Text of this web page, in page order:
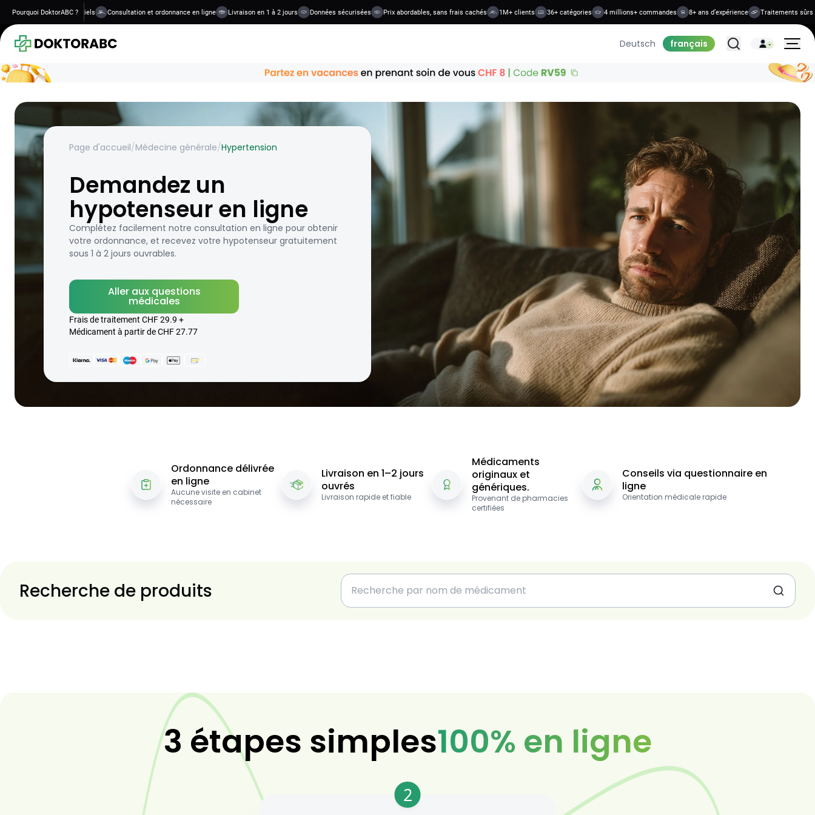
Pourquoi DoktorABC ?
sûrs et confidentiels Consultation et ordonnance en ligne Livraison en 1 à 2 jours Données sécurisées Prix abordables, sans frais cachés 1M+ clients 36+ catégories 4 millions+ commandes 8+ ans d’expérience Traitements sûrs et
Deutsch français Tous les traitements
Page d'accueil/Médecine générale/Hypertension
Demandez un
hypotenseur en ligne
Complétez facilement notre consultation en ligne pour obtenir
votre ordonnance, et recevez votre hypotenseur gratuitement
sous 1 à 2 jours ouvrables.
Aller aux questions
médicales
Frais de traitement CHF 29.9 +
Médicament à partir de CHF 27.77
Ordonnance délivrée
en ligne
Aucune visite en cabinet
nécessaire
Livraison en 1–2 jours
ouvrés
Livraison rapide et fiable
Médicaments
originaux et
génériques.
Provenant de pharmacies
certifiées
Conseils via questionnaire en
ligne
Orientation médicale rapide
Recherche de produits
3 étapes simples100% en ligne
2